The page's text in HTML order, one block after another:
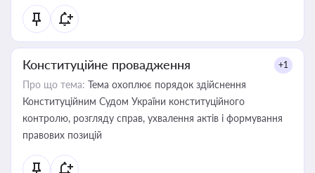
Конституційне провадження +1
Про що тема: Тема охоплює порядок здійснення
Конституційним Судом України конституційного
контролю, розгляду справ, ухвалення актів і формування
правових позицій